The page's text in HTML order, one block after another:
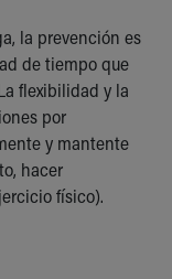
la prevención es
de tiempo que
flexibilidad y la
por
y mantente
hacer
físico).